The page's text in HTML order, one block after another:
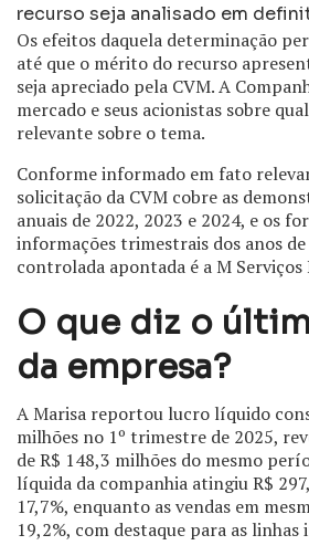
recurso seja analisado em
Os efeitos daquela determinação
até que o mérito do recurso
seja apreciado pela CVM. A
mercado e seus acionistas sobre
relevante sobre o tema.
Conforme informado em fato
solicitação da CVM cobre as
anuais de 2022, 2023 e 2024, e os
informações trimestrais dos anos
controlada apontada é a M Serviços
O que diz o
da empresa?
A Marisa reportou lucro líquido
milhões no 1º trimestre de 2025,
de R$ 148,3 milhões do mesmo
líquida da companhia atingiu R$
17,7%, enquanto as vendas em
19,2%, com destaque para as